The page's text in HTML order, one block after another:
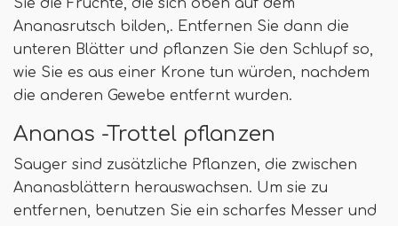
Sie die Früchte, die sich oben auf dem
Ananasrutsch bilden,. Entfernen Sie dann die
unteren Blätter und pflanzen Sie den Schlupf so,
wie Sie es aus einer Krone tun würden, nachdem
die anderen Gewebe entfernt wurden.
Ananas -Trottel pflanzen
Sauger sind zusätzliche Pflanzen, die zwischen
Ananasblättern herauswachsen. Um sie zu
entfernen, benutzen Sie ein scharfes Messer und